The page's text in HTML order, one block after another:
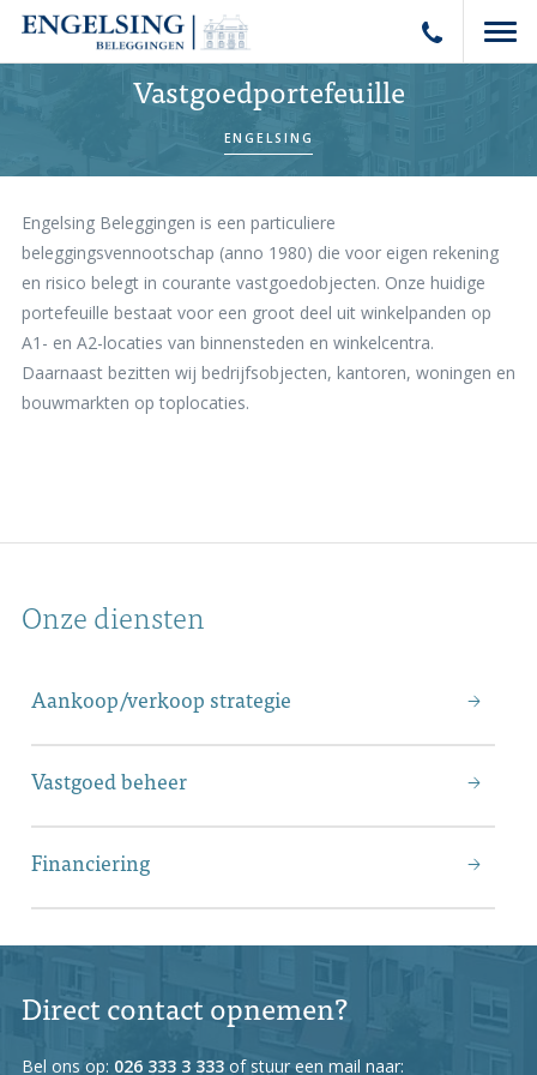
Vastgoedportefeuille
ENGELSING
Engelsing Beleggingen is een particuliere
beleggingsvennootschap (anno 1980) die voor eigen rekening
en risico belegt in courante vastgoedobjecten. Onze huidige
portefeuille bestaat voor een groot deel uit winkelpanden op
A1- en A2-locaties van binnensteden en winkelcentra.
Daarnaast bezitten wij bedrijfsobjecten, kantoren, woningen en
bouwmarkten op toplocaties.
Onze diensten
Aankoop/verkoop strategie
Vastgoed beheer
Financiering
Direct contact opnemen?
Bel ons op: 026 333 3 333of stuur een mail naar: